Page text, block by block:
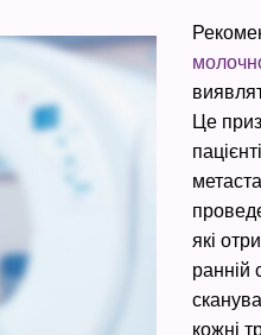
Це
які
ранній
кожні